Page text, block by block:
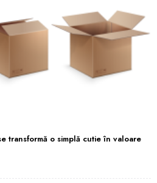
transformă o simplă cutie în valoare